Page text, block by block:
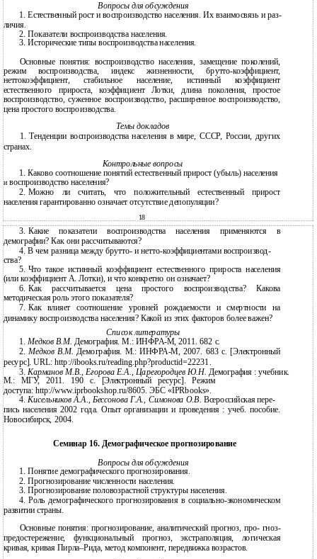
Вопросы для обсуждения
1. Естественный рост и воспроизводство населения. Их взаимосвязь и раз-
личия.
2. Показатели воспроизводства населения.
3. Исторические типы воспроизводства населения.
Основные понятия: воспроизводство населения, замещение поколений,
режим воспроизводства, индекс жизненности, брутто-коэффициент,
неттокоэффициент, стабильное население, истинный коэффициент
естественного прироста, коэффициент Лотки, длина поколения, простое
воспроизводство, суженное воспроизводство, расширенное воспроизводство,
цена простого воспроизводства.
Темы докладов
1. Тенденции воспроизводства населения в мире, СССР, России, других
странах.
Контрольные вопросы
1. Каково соотношение понятий естественный прирост (убыль) населения
и воспроизводство населения?
2. Можно ли считать, что положительный естественный прирост
населения гарантированно означает отсутствие депопуляции?
18
3. Какие показатели воспроизводства населения применяются в
демографии? Как они рассчитываются?
4. В чем разница между брутто- инетто-коэффициентами воспроизвод-
ства?
5. Что такое истинный коэффициент естественного прироста населения
(или коэффициент А. Лотки), и что конкретно он означает?
6. Как рассчитывается цена простого воспроизводства? Какова
методическая роль этого показателя?
7. Как влияет соотношение уровней рождаемости и смертности на
динамику воспроизводства населения? Какой из этих факторов более важен?
Список литературы
1. Медков В.М.Демография. М.: ИНФРА-М, 2011. 682 с.
2. Медков В.М.Демография. М.: ИНФРА-М, 2007. 683 с. [Электронный
ресурс]. URL: http://ibooks.ru/reading.php?productid=22231.
3. Карманов М.В., Егорова Е.А., Царегородцев Ю.Н. Демография : учебник.
М.: МГУ, 2011. 190 c. [Электронный ресурс]. Режим
доступа: http://www.iprbookshop.ru/8605. ЭБС «IPRbooks».
4. Кисельников А.А., Бессонова Г.А., Симонова О.В. Всероссийская пере-
пись населения 2002 года. Опыт организации и проведения : учеб. пособие.
Новосибирск, 2004.
Семинар 16. Демографическое прогнозирование
Вопросы для обсуждения
1. Понятие демографического прогнозирования.
2. Прогнозирование численности населения.
3. Прогнозирование половозрастной структуры населения.
4. Роль демографического прогнозирования в социально-экономическом
развитии страны.
Основные понятия: прогнозирование, аналитический прогноз, про- гноз-
предостережение, функциональный прогноз, экстраполяция, логическая
кривая, кривая Пирла–Рида, метод компонент, передвижка возрастов.